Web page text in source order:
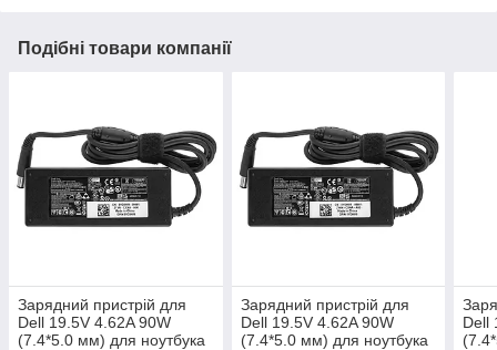
Подібні товари компанії
Зарядний пристрій для
Dell 19.5V 4.62A 90W
(7.4*5.0 мм) для ноутбука
Зарядний пристрій для
Dell 19.5V 4.62A 90W
(7.4*5.0 мм) для ноутбука
Dell